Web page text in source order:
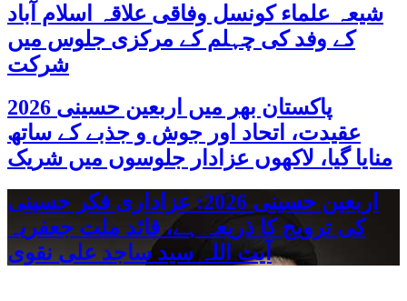
شیعہ علماء کونسل وفاقی علاقہ اسلام آباد
کے وفد کی چہلم کے مرکزی جلوس میں
شرکت
پاکستان بھر میں اربعین حسینی 2026
عقیدت، اتحاد اور جوش و جذبے کے ساتھ
منایا گیا، لاکھوں عزادار جلوسوں میں شریک
اربعین حسینی 2026: عزاداری فکر حسینی
کی ترویج کا ذریعہ ہے، قائد ملت جعفریہ
آیت اللہ سید ساجد علی نقوی